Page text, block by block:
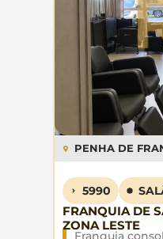
PENHA DE
5990
FRANQUIA DE
ZONA LESTE
Franquia